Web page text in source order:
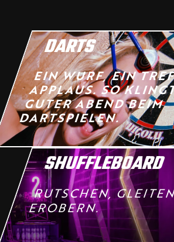
DARTS
EIN WURF, EIN
APPLAUS. SO
GUTER ABEND BEIM
DARTSPIELEN.
SHUFFLEBOARD
RUTSCHEN,
EROBERN.